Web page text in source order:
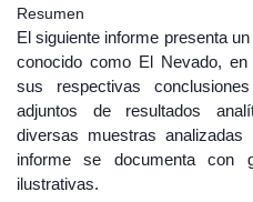
Resumen
El siguiente informe presenta
conocido como El Nevado,
sus respectivas
adjuntos de resultados
diversas muestras
informe se documenta con
ilustrativas.